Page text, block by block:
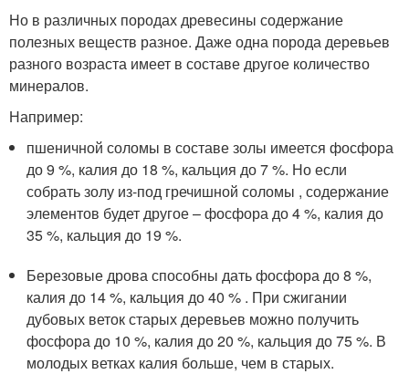
Но в различных породах древесины содержание
полезных веществ разное. Даже одна порода деревьев
разного возраста имеет в составе другое количество
минералов.
Например:
пшеничной соломы в составе золы имеется фосфора
до 9 %, калия до 18 %, кальция до 7 %. Но если
собрать золу из-под гречишной соломы , содержание
элементов будет другое – фосфора до 4 %, калия до
35 %, кальция до 19 %.
Березовые дрова способны дать фосфора до 8 %,
калия до 14 %, кальция до 40 % . При сжигании
дубовых веток старых деревьев можно получить
фосфора до 10 %, калия до 20 %, кальция до 75 %. В
молодых ветках калия больше, чем в старых.